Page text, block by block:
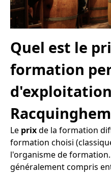
Quel est le
formation
Le prixde la formation
formation choisi
l'organisme de
généralement compris